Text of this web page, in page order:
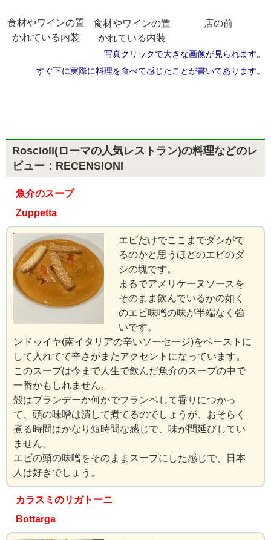
食材やワインの置
かれている内装
食材やワインの置
かれている内装
店の前
写真クリックで大きな画像が見られます。
すぐ下に実際に料理を食べて感じたことが書いてあります。
Roscioli(ローマの人気レストラン)の料理などのレ
ビュー：RECENSIONI
魚介のスープ
Zuppetta
エビだけでここまでダシがで
るのかと思うほどのエビのダ
シの塊です。
まるでアメリケーヌソースを
そのまま飲んでいるかの如く
のエビ味噌の味が半端なく強
いです。
ンドゥイヤ(南イタリアの辛いソーセージ)をペーストに
して入れてて辛さがまたアクセントになっています。
このスープは今まで人生で飲んだ魚介のスープの中で
一番かもしれません。
殻はブランデーか何かでフランベして香りにつかっ
て、頭の味噌は潰して煮てるのでしょうが、おそらく
煮る時間はかなり短時間な感じで、味が間延びしてい
ません。
エビの頭の味噌をそのままスープにした感じで、日本
人は好きでしょう。
カラスミのリガトーニ
Bottarga